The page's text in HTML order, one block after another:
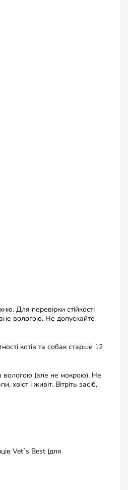
Для перевірки стійкості
вологою. Не допускайте
котів та собак старше 12
вологою (але не мокрою). Не
і живіт. Вітріть засіб,
Vet`s Best (для